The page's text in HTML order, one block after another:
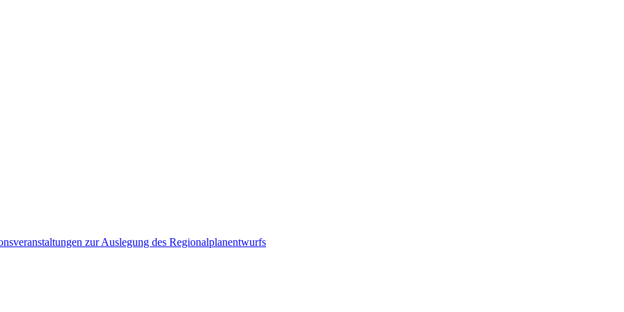
zur Auslegung des Regionalplanentwurfs